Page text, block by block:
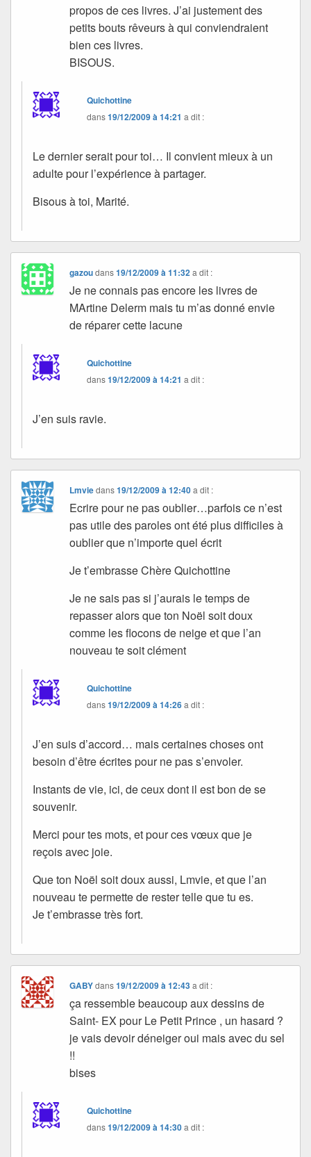
propos de ces livres. J’ai justement des
petits bouts rêveurs à qui conviendraient
bien ces livres.
BISOUS.
Quichottine
dans19/12/2009 à 14:21 a dit :
Le dernier serait pour toi… Il convient mieux à un
adulte pour l’expérience à partager.
Bisous à toi, Marité.
gazoudans19/12/2009 à 11:32 a dit :
Je ne connais pas encore les livres de
MArtine Delerm mais tu m’as donné envie
de réparer cette lacune
Quichottine
dans19/12/2009 à 14:21 a dit :
J’en suis ravie.
Lmviedans19/12/2009 à 12:40 a dit :
Ecrire pour ne pas oublier…parfois ce n’est
pas utile des paroles ont été plus difficiles à
oublier que n’importe quel écrit
Je t’embrasse Chère Quichottine
Je ne sais pas si j’aurais le temps de
repasser alors que ton Noël soit doux
comme les flocons de neige et que l’an
nouveau te soit clément
Quichottine
dans19/12/2009 à 14:26a dit :
J’en suis d’accord… mais certaines choses ont
besoin d’être écrites pour ne pas s’envoler.
Instants de vie, ici, de ceux dont il est bon de se
souvenir.
Merci pour tes mots, et pour ces vœux que je
reçois avec joie.
Que ton Noël soit doux aussi, Lmvie, et que l’an
nouveau te permette de rester telle que tu es.
Je t’embrasse très fort.
GABYdans19/12/2009 à 12:43 a dit :
ça ressemble beaucoup aux dessins de
Saint- EX pour Le Petit Prince , un hasard ?
je vais devoir déneiger oui mais avec du sel
!!
bises
Quichottine
dans19/12/2009 à 14:30a dit :